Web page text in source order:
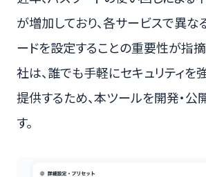
が増加しており、各サービスで異な
ードを設定することの重要性が指摘
社は、誰でも手軽にセキュリティを
提供するため、本ツールを開発・公
す。